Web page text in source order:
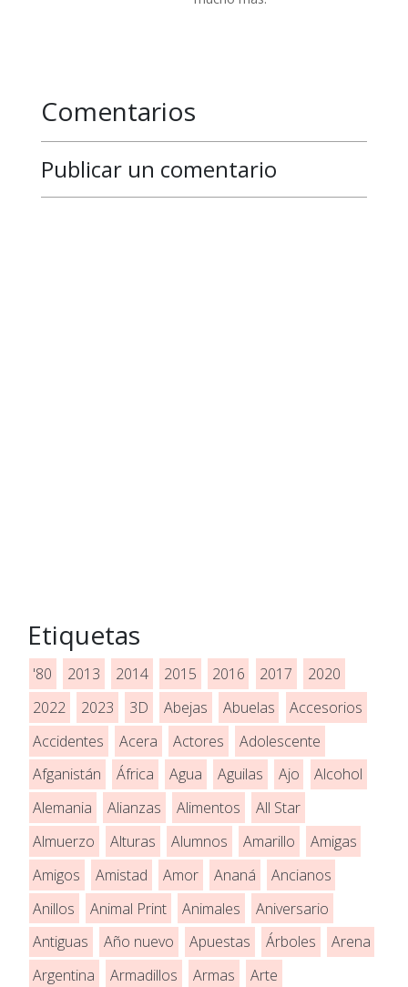
Comentarios
Publicar un comentario
Etiquetas
'80 2013 2014 2015 2016 2017
2020
2022
2023 3D Abejas Abuelas
Accesorios
Accidentes
Acera Actores
Adolescente
Afganistán
África Agua Aguilas Ajo
Alcohol
Alemania
Alianzas Alimentos
All Star
Almuerzo
Alturas Alumnos Amarillo
Amigas
Amigos
Amistad Amor Ananá
Ancianos
Anillos
Animal Print Animales
Aniversario
Antiguas
Año nuevo Apuestas Árboles
Arena
Argentina
Armadillos Armas
Arte